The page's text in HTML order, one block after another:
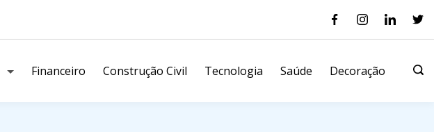
Financeiro Construção Civil Tecnologia Saúde Decoração